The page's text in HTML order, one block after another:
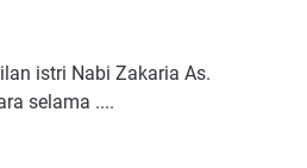
istri Nabi Zakaria As.
selama ....